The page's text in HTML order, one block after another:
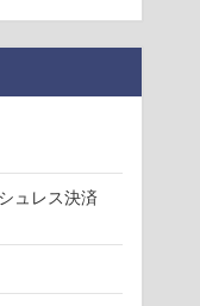
ュレス決済